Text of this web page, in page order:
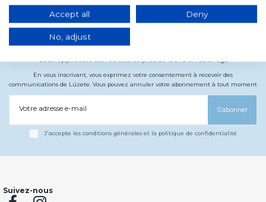
S'inscrire à la newsletter
Et recevez€10
achat
En vous inscrivant, vous exprimez votre consentement à recevoir des
communications de Lúzete. Vous pouvez annuler votre abonnement à tout moment
Votre adresse e-mail S’abonner
J'accepte les conditions générales et la politique de confidentialité
Suivez-nous
Accept all Deny
No, adjust